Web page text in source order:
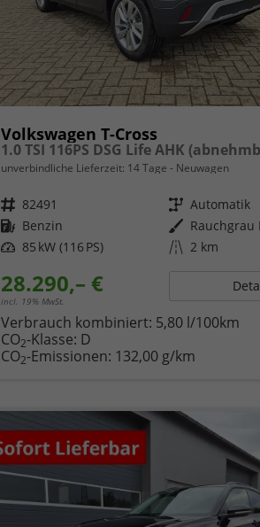
Volkswagen T-Cross
unverbindliche Lieferzeit: 14 Tage Neuwagen
Fahrzeugnr. 82491 Getriebe Automatik
Kraftstoff Benzin Außenfarbe Rauchgrau
Leistung 85 kW (116 PS) Kilometerstand 2 km
28.290,– €
incl. 19% MwSt.
Verbrauch kombiniert: 5,80 l/100km
CO2-Klasse: D
CO2-Emissionen: 132,00 g/km